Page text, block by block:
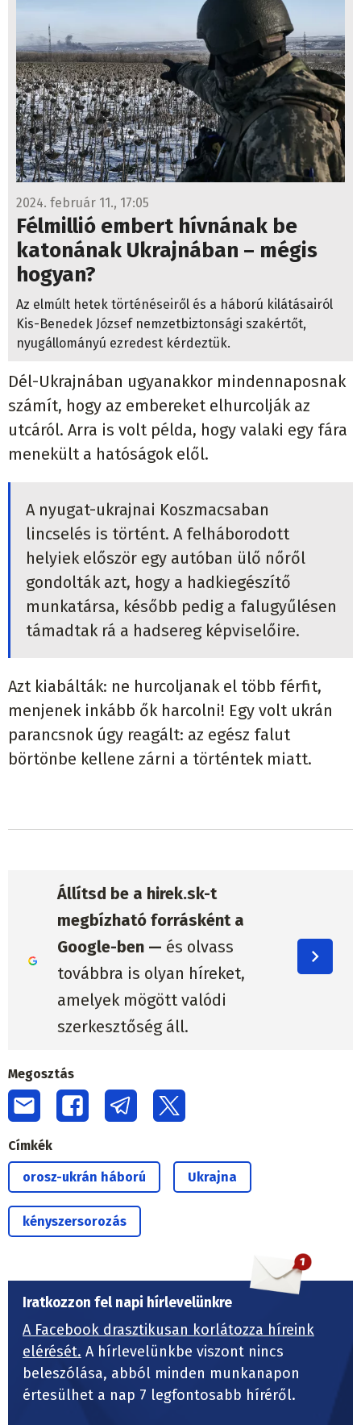
2024. február 11., 17:05
Félmillió embert hívnának be
katonának Ukrajnában – mégis
hogyan?
Az elmúlt hetek történéseiről és a háború kilátásairól
Kis-Benedek József nemzetbiztonsági szakértőt,
nyugállományú ezredest kérdeztük.
Dél-Ukrajnában ugyanakkor mindennaposnak
számít, hogy az embereket elhurcolják az
utcáról. Arra is volt példa, hogy valaki egy fára
menekült a hatóságok elől.
A nyugat-ukrajnai Koszmacsaban
lincselés is történt. A felháborodott
helyiek először egy autóban ülő nőről
gondolták azt, hogy a hadkiegészítő
munkatársa, később pedig a falugyűlésen
támadtak rá a hadsereg képviselőire.
Azt kiabálták: ne hurcoljanak el több férfit,
menjenek inkább ők harcolni! Egy volt ukrán
parancsnok úgy reagált: az egész falut
börtönbe kellene zárni a történtek miatt.
Állítsd be a hirek.sk-t
megbízható forrásként a
Google-ben — és olvass
továbbra is olyan híreket,
amelyek mögött valódi
szerkesztőség áll.
Megosztás
Címkék
orosz-ukrán háború Ukrajna
kényszersorozás
Iratkozzon fel napi hírlevelünkre
A Facebook drasztikusan korlátozza híreink
elérését. A hírlevelünkbe viszont nincs
beleszólása, abból minden munkanapon
értesülhet a nap 7 legfontosabb híréről.